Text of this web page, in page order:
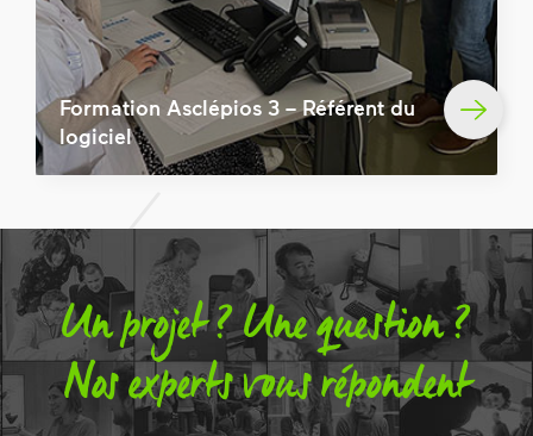
Formation Asclépios 3 – Référent du
logiciel
Un projet ? Une question ?
Nos experts vous répondent